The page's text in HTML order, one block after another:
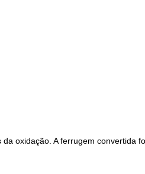
oxidação. A ferrugem convertida